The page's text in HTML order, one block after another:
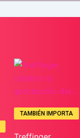
TAMBIÉN IMPORTA